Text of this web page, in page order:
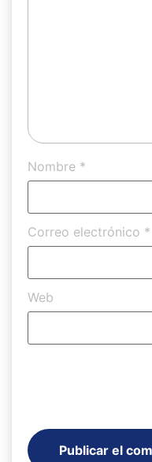
Nombre *
Correo electrónico *
Web